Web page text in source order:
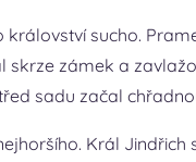
sucho.
skrze zámek a
sadu začal
Král